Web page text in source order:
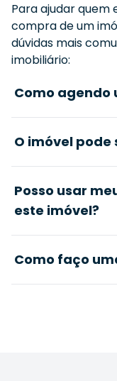
Para ajudar quem
compra de um
dúvidas mais
imobiliário:
Como agendo
O imóvel
Posso usar
este imóvel?
Como faço